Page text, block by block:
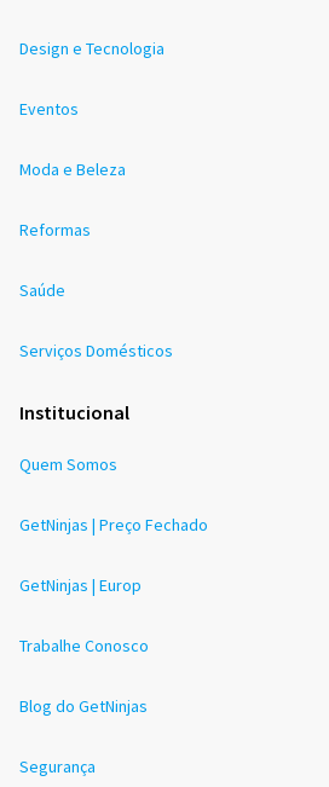
Design e Tecnologia
Eventos
Moda e Beleza
Reformas
Saúde
Serviços Domésticos
Institucional
Quem Somos
GetNinjas | Preço Fechado
GetNinjas | Europ
Trabalhe Conosco
Blog do GetNinjas
Segurança